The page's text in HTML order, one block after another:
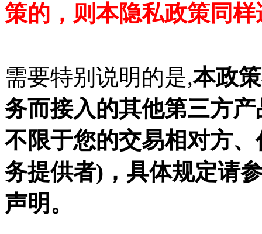
策的，则本隐私政策同
需要特别说明的是,本政
务而接入的其他第三方产
不限于您的交易相对方
务提供者)，具体规定请
声明。